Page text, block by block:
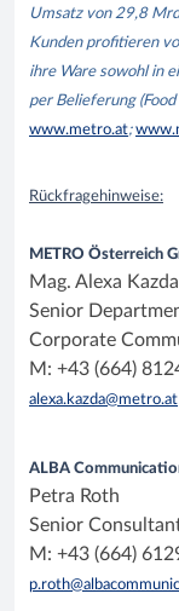
Umsatz von 29,8
Kunden profitieren
ihre Ware sowohl in
per Belieferung
www.metro.at;
Rückfragehinweise:
METRO Österreich
Mag. Alexa
Senior
Corporate
M: +43 (664)
alexa.kazda@metro.at
ALBA
Petra Roth
Senior
M: +43 (664)